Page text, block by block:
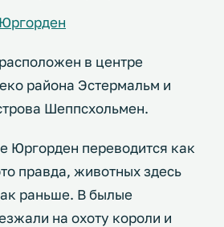
в центре
района Эстермальм и
Шеппсхольмен.
Юргорден переводится как
правда, животных здесь
раньше. В былые
на охоту короли и